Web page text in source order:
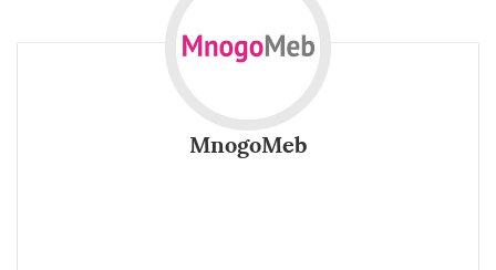
MnogoMeb